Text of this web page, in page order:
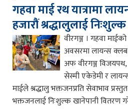
गहवा माई रथ यात्रामा
हजारौं श्रद्धालुलाई
वीरगञ्ज । गहवा
अवसरमा लायन्स
अफ वीरगञ्ज
सेस्मी एकेडेमी र
माईले श्रद्धालु भक्तजनप्रति सेवाभाव
भक्तजनलाई निःशुल्क खानेपानी वितरण